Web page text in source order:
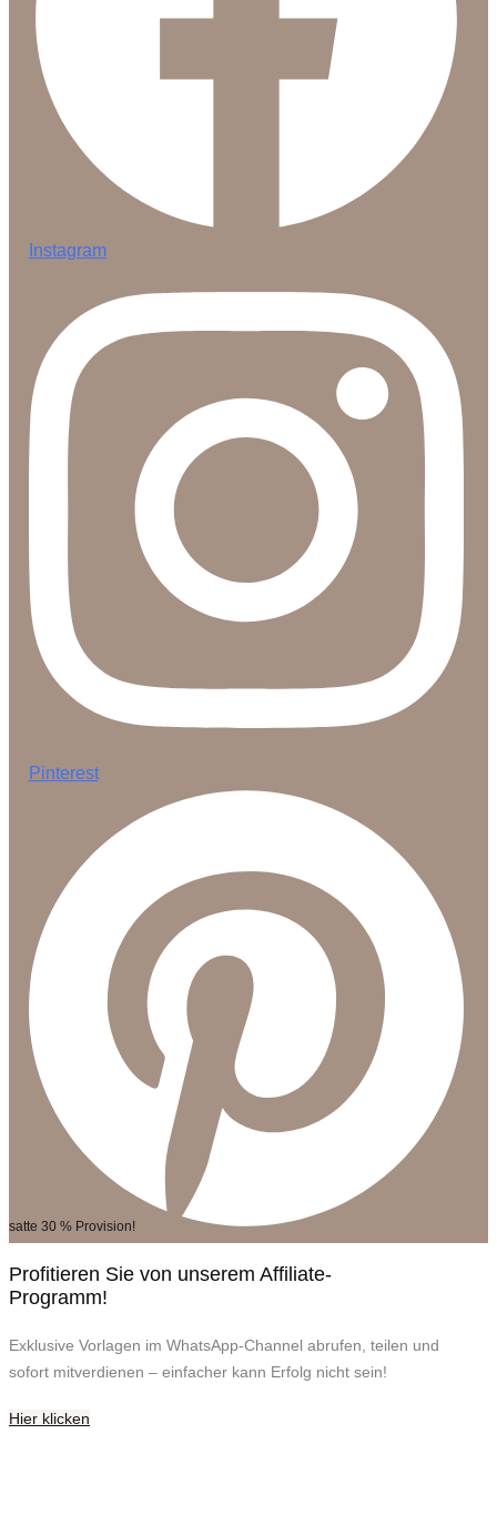
Instagram
Pinterest
satte 30 % Provision!
Profitieren Sie von unserem Affiliate-
Programm!
Exklusive Vorlagen im WhatsApp-Channel abrufen, teilen und
sofort mitverdienen – einfacher kann Erfolg nicht sein!
Hier klicken